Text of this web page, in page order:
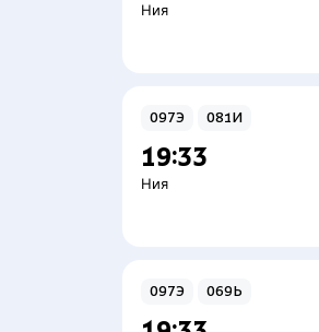
Ния
097Э 081И
19:33
Ния
097Э 069Ь